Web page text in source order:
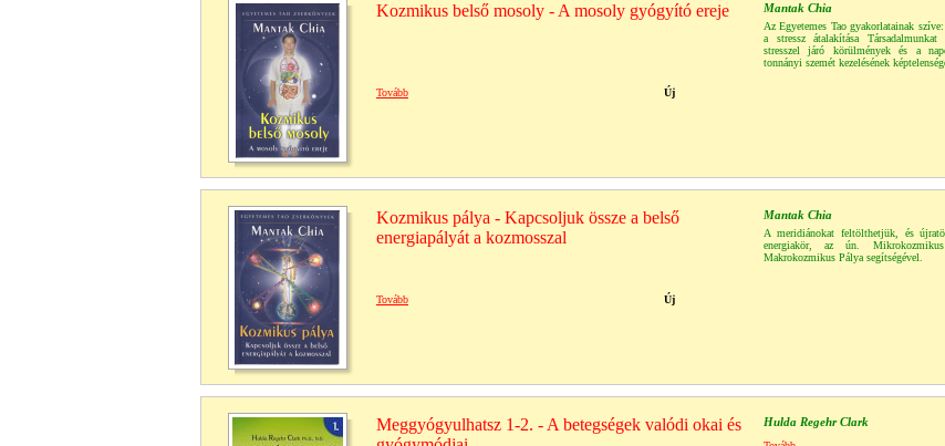
Kozmikus belső mosoly - A mosoly gyógyító ereje Mantak Chia
Az Egyetemes Tao gyakorlatainak
a stressz átalakítása
stresszel járó körülmények és a
tonnányi szemét kezelésének
Tovább Új
Kozmikus pálya - Kapcsoljuk össze a belső
energiapályát a kozmosszal
Mantak Chia
A meridiánokat feltölthetjük, és
energiakör, az ún.
Makrokozmikus Pálya segítségével.
Tovább Új
Meggyógyulhatsz 1-2. - A betegségek valódi okai és
Hulda Regehr Clark